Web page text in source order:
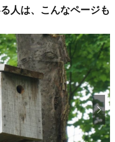
人は、こんなページも